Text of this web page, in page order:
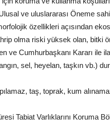
ve uluslararası Öneme
özellikleri açısından
olma riski yüksek olan, bitki
ve Cumhurbaşkanı Kararı ile
sel, heyelan, taşkın vb.)
taş, toprak, kum
Tabiat Varlıklarını Koruma